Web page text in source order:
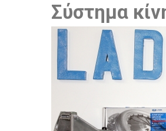
Σύστημα